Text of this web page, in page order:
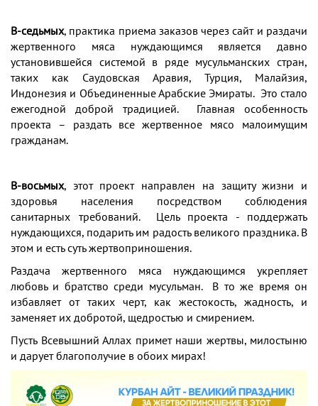
В-седьмых, практика приема заказов через сайт и раздачи
жертвенного мяса нуждающимся является давно
установившейся системой в ряде мусульманских стран,
таких как Саудовская Аравия, Турция, Малайзия,
Индонезия и Объединенные Арабские Эмираты. Это стало
ежегодной доброй традицией. Главная особенность
проекта – раздать все жертвенное мясо малоимущим
гражданам.
В-восьмых, этот проект направлен на защиту жизни и
здоровья населения посредством соблюдения
санитарных требований. Цель проекта - поддержать
нуждающихся, подарить им радость великого праздника. В
этом и есть суть жертвоприношения.
Раздача жертвенного мяса нуждающимся укрепляет
любовь и братство среди мусульман. В то же время он
избавляет от таких черт, как жестокость, жадность, и
заменяет их добротой, щедростью и смирением.
Пусть Всевышний Аллах примет наши жертвы, милостыню
и дарует благополучие в обоих мирах!